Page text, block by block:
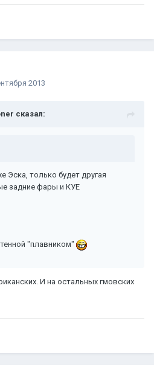
2013
сказал:
Эска, только будет другая
задние фары и КУЕ
"плавником"
И на остальных гмовских